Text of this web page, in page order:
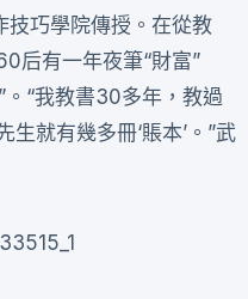
技巧學院傳授。在從教
后有一年夜筆“財富”
“我教書30多年，教過
就有幾多冊‘賬本’。”武